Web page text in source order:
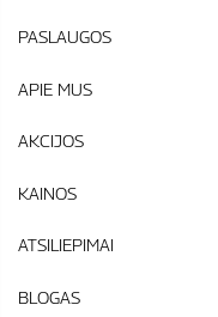
PASLAUGOS
APIE MUS
AKCIJOS
KAINOS
ATSILIEPIMAI
BLOGAS